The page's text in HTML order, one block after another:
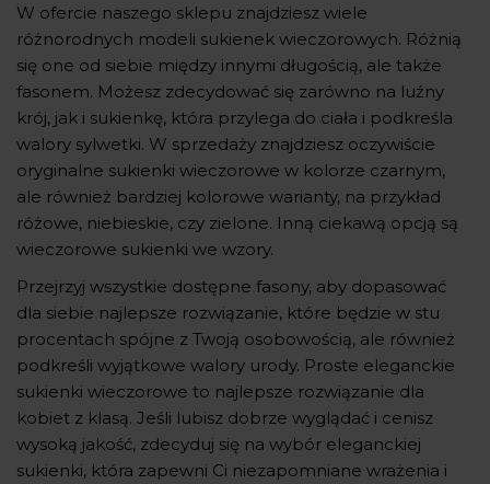
W ofercie naszego sklepu znajdziesz wiele
różnorodnych modeli sukienek wieczorowych. Różnią
się one od siebie między innymi długością, ale także
fasonem. Możesz zdecydować się zarówno na luźny
krój, jak i sukienkę, która przylega do ciała i podkreśla
walory sylwetki. W sprzedaży znajdziesz oczywiście
oryginalne sukienki wieczorowe w kolorze czarnym,
ale również bardziej kolorowe warianty, na przykład
różowe, niebieskie, czy zielone. Inną ciekawą opcją są
wieczorowe sukienki we wzory.
Przejrzyj wszystkie dostępne fasony, aby dopasować
dla siebie najlepsze rozwiązanie, które będzie w stu
procentach spójne z Twoją osobowością, ale również
podkreśli wyjątkowe walory urody. Proste eleganckie
sukienki wieczorowe to najlepsze rozwiązanie dla
kobiet z klasą. Jeśli lubisz dobrze wyglądać i cenisz
wysoką jakość, zdecyduj się na wybór eleganckiej
sukienki, która zapewni Ci niezapomniane wrażenia i